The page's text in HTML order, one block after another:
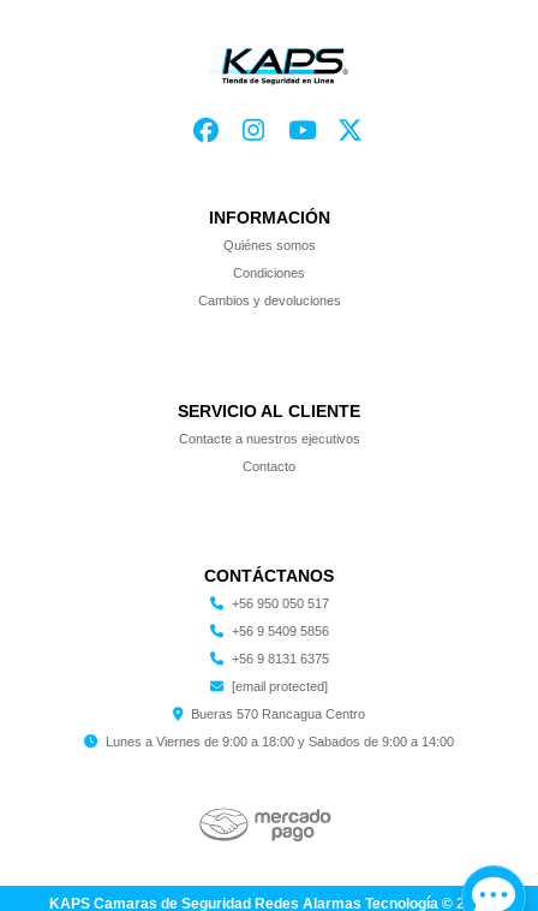
INFORMACIÓN
Quiénes somos
Condiciones
Cambios y devoluciones
SERVICIO AL CLIENTE
Contacte a nuestros ejecutivos
Contacto
CONTÁCTANOS
+56 950 050 517
+56 9 5409 5856
+56 9 8131 6375
[email protected]
Bueras 570 Rancagua Centro
Lunes a Viernes de 9:00 a 18:00 y Sabados de 9:00 a 14:00
KAPS Camaras de Seguridad Redes Alarmas Tecnología © 2026